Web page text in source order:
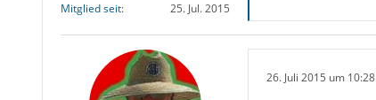
Mitglied seit
25. Jul. 2015
26. Juli 2015 um 10:28